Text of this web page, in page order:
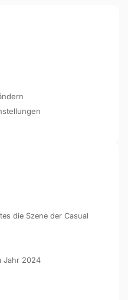
die Szene der Casual
Jahr 2024